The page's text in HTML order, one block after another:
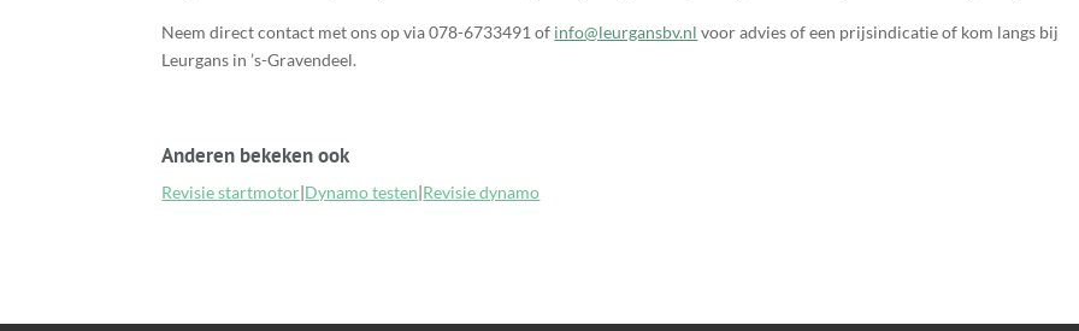
Neem direct contact met ons op via 078-6733491 of info@leurgansbv.nl voor advies of een prijsindicatie of kom langs bij
Leurgans in ’s-Gravendeel.
Anderen bekeken ook
Revisie startmotor|Dynamo testen|Revisie dynamo